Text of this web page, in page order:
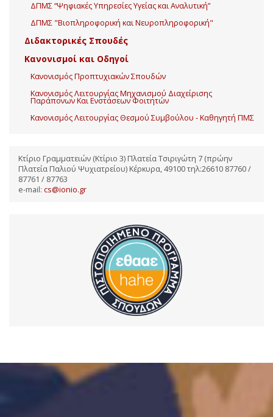
ΔΠΜΣ “Ψηφιακές Υπηρεσίες Υγείας και Αναλυτική”
ΔΠΜΣ "Βιοπληροφορική και Νευροπληροφορική"
Διδακτορικές Σπουδές
Κανονισμοί και Οδηγοί
Κανονισμός Προπτυχιακών Σπουδών
Κανονισμός Λειτουργίας Μηχανισμού Διαχείρισης
Παράπονων Και Ενστάσεων Φοιτητών
Κανονισμός Λειτουργίας Θεσμού Συμβούλου - Καθηγητή ΠΜΣ
Κτίριο Γραμματειών (Κτίριο 3) Πλατεία Τσιριγώτη 7 (πρώην
Πλατεία Παλιού Ψυχιατρείου) Κέρκυρα, 49100 τηλ:26610 87760 /
87761 / 87763
e-mail: cs@ionio.gr